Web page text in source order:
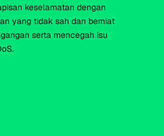
keselamatan dengan
yang tidak sah dan berniat
serta mencegah isu